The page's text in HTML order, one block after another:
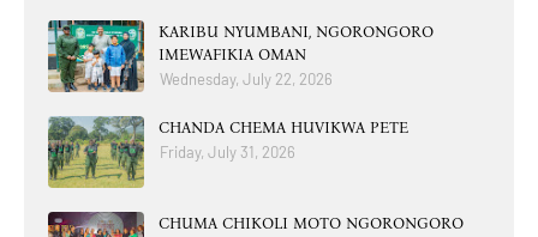
KARIBU NYUMBANI, NGORONGORO
IMEWAFIKIA OMAN
Wednesday, July 22, 2026
CHANDA CHEMA HUVIKWA PETE
Friday, July 31, 2026
CHUMA CHIKOLI MOTO NGORONGORO